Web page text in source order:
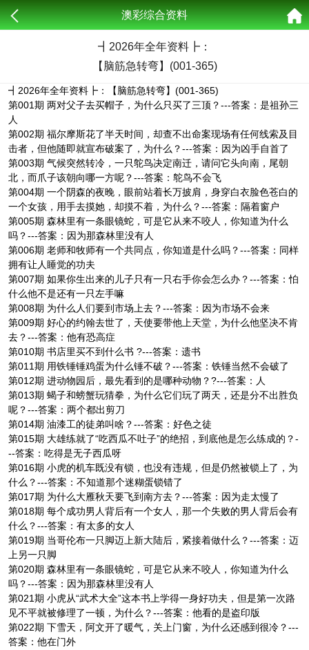
澳彩综合资料
┫ 2026年全年资料┣：
【脑筋急转弯】(001-365)
┫2026年全年资料┣：【脑筋急转弯】(001-365)
第001期 两对父子去买帽子，为什么只买了三顶？---答案：是祖孙三
人
第002期 福尔摩斯花了半天时间，却查不出命案现场有任何线索及目
击者，但他随即就宣布破案了，为什么？---答案：因为凶手自首了
第003期 气候突然转冷，一只鸵鸟决定南迁，请问它头向南，尾朝
北，而爪子该朝向哪一方呢？---答案：鸵鸟不会飞
第004期 一个阴森的夜晚，眼前站着长万披肩，身穿白衣脸色苍白的
一个女孩，用手去摸她，却摸不着，为什么？---答案：隔着窗户
第005期 森林里有一条眼镜蛇，可是它从来不咬人，你知道为什么
吗？---答案：因为那森林里没有人
第006期 老师和牧师有一个共同点，你知道是什么吗？---答案：同样
拥有让人睡觉的功夫
第007期 如果你生出来的儿子只有一只右手你会怎么办？---答案：怕
什么他不是还有一只左手嘛
第008期 为什么人们要到市场上去？---答案：因为市场不会来
第009期 好心的约翰去世了，天使要带他上天堂，为什么他坚决不肯
去？---答案：他有恐高症
第010期 书店里买不到什么书 ?---答案：遗书
第011期 用铁锤锤鸡蛋为什么锤不破？---答案：铁锤当然不会破了
第012期 进动物园后，最先看到的是哪种动物？?---答案：人
第013期 蝎子和螃蟹玩猜拳，为什么它们玩了两天，还是分不出胜负
呢？---答案：两个都出剪刀
第014期 油漆工的徒弟叫啥？---答案：好色之徒
第015期 大雄练就了“吃西瓜不吐子”的绝招，到底他是怎么练成的？-
--答案：吃得是无子西瓜呀
第016期 小虎的机车既没有锁，也没有违规，但是仍然被锁上了，为
什么？---答案：不知道那个迷糊蛋锁错了
第017期 为什么大雁秋天要飞到南方去？---答案：因为走太慢了
第018期 每个成功男人背后有一个女人，那一个失败的男人背后会有
什么？---答案：有太多的女人
第019期 当哥伦布一只脚迈上新大陆后，紧接着做什么？---答案：迈
上另一只脚
第020期 森林里有一条眼镜蛇，可是它从来不咬人，你知道为什么
吗？---答案：因为那森林里没有人
第021期 小虎从“武术大全”这本书上学得一身好功夫，但是第一次路
见不平就被修理了一顿，为什么？---答案：他看的是盗印版
第022期 下雪天，阿文开了暖气，关上门窗，为什么还感到很冷？---
答案：他在门外